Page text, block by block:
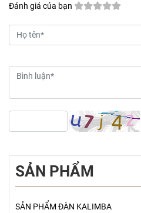
Đánh giá của bạn
SẢN PHẨM
SẢN PHẨM ĐÀN KALIMBA